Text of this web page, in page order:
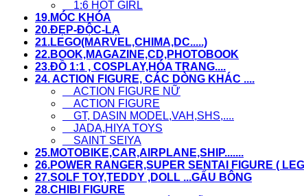
1:6 HOT GIRL
19.MÓC KHÓA
20.ĐẸP-ĐỘC-LẠ
21.LEGO(MARVEL,CHIMA,DC.....)
22.BOOK,MAGAZINE,CD,PHOTOBOOK
23.ĐỒ 1:1 , COSPLAY,HÓA TRANG....
24. ACTION FIGURE, CÁC DÒNG KHÁC ....
ACTION FIGURE NỮ
ACTION FIGURE
GT, DASIN MODEL,VAH,SHS,....
JADA,HIYA TOYS
SAINT SEIYA
25.MOTOBIKE,CAR,AIRPLANE,SHIP.......
26.POWER RANGER,SUPER SENTAI FIGURE (
27.SOLF TOY,TEDDY ,DOLL ...GẤU BÔNG
28.CHIBI FIGURE